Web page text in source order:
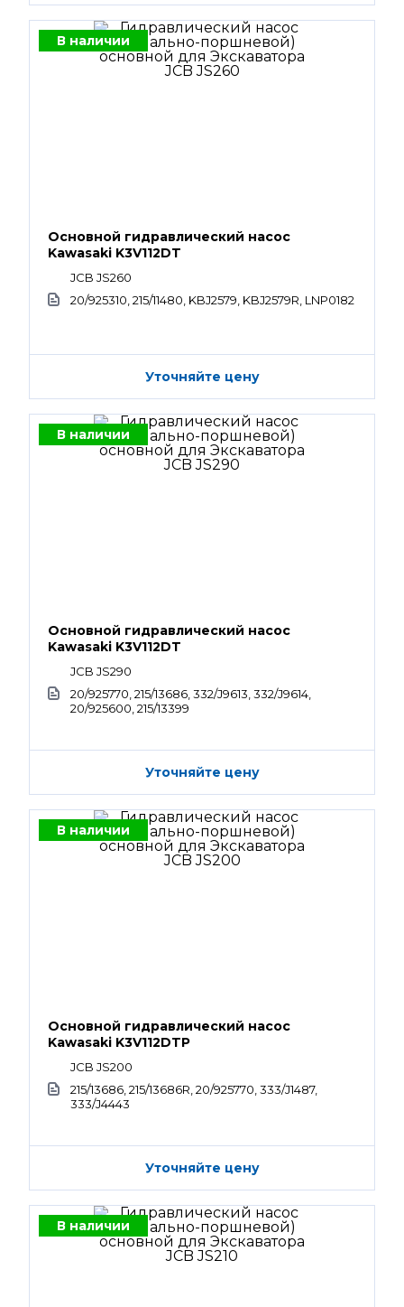
В наличии
Основной гидравлический насос
Kawasaki K3V112DT
JCB JS260
20/925310, 215/11480, KBJ2579, KBJ2579R, LNP0182
Уточняйте цену
В наличии
Основной гидравлический насос
Kawasaki K3V112DT
JCB JS290
20/925770, 215/13686, 332/J9613, 332/J9614,
20/925600, 215/13399
Уточняйте цену
В наличии
Основной гидравлический насос
Kawasaki K3V112DTP
JCB JS200
215/13686, 215/13686R, 20/925770, 333/J1487,
333/J4443
Уточняйте цену
В наличии